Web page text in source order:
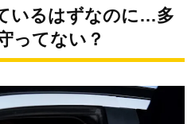
いるはずなのに…多
ってない？